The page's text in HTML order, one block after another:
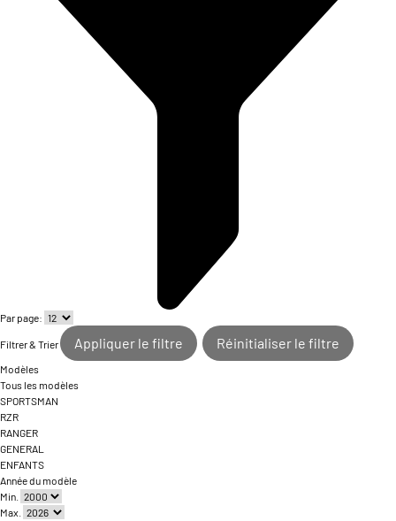
Par page:
Filtrer & Trier Appliquer le filtre Réinitialiser le filtre
Modèles
Tous les modèles
SPORTSMAN
RZR
RANGER
GENERAL
ENFANTS
Année du modèle
Min.
Max.